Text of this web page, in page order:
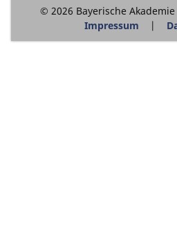
© 2026 Bayerische
Impressum